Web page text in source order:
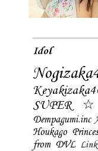
Idol
Dempagumi.inc
Houkago
from DVL